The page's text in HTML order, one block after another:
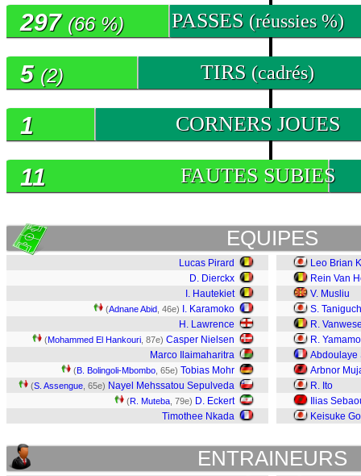
PASSES (réussies %)
297 (66 %)
TIRS (cadrés)
5 (2)
CORNERS JOUES
1
FAUTES SUBIES
11
EQUIPES
Lucas Pirard
D. Dierckx
I. Hautekiet
(Adnane Abid , 46e)
I. Karamoko
H. Lawrence
(Mohammed El Hankouri , 87e) Casper Nielsen
Marco Ilaimaharitra
(B. Bolingoli-Mbombo , 65e) Tobias Mohr
(S. Assengue , 65e) Nayel Mehssatou Sepulveda
(R. Muteba , 79e) D. Eckert
Timothee Nkada
Leo Brian
Rein Van
V. Musliu
S.
R.
R.
Abdoulaye
Arbnor
R. Ito
Ilias
Keisuke
ENTRAINEURS